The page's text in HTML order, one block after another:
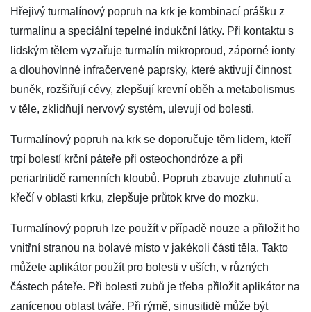
Hřejivý turmalínový popruh na krk je kombinací prášku z
turmalínu a speciální tepelné indukční látky. Při kontaktu s
lidským tělem vyzařuje turmalín mikroproud, záporné ionty
a dlouhovlnné infračervené paprsky, které aktivují činnost
buněk, rozšiřují cévy, zlepšují krevní oběh a metabolismus
v těle, zklidňují nervový systém, ulevují od bolesti.
Turmalínový popruh na krk se doporučuje těm lidem, kteří
trpí bolestí krční páteře při osteochondróze a při
periartritidě ramenních kloubů. Popruh zbavuje ztuhnutí a
křečí v oblasti krku, zlepšuje průtok krve do mozku.
Turmalínový popruh lze použít v případě nouze a přiložit ho
vnitřní stranou na bolavé místo v jakékoli části těla. Takto
můžete aplikátor použít pro bolesti v uších, v různých
částech páteře. Při bolesti zubů je třeba přiložit aplikátor na
zanícenou oblast tváře. Při rýmě, sinusitidě může být